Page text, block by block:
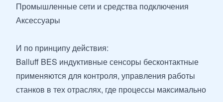
Промышленные сети и средства подключения
Аксессуары
И по принципу действия:
Balluff BES индуктивные сенсоры бесконтактные
применяются для контроля, управления работы
станков в тех отраслях, где процессы максимально